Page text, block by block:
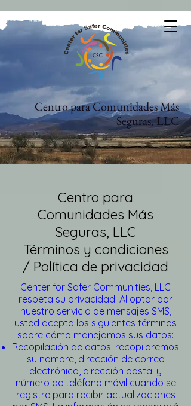
Centro para Comunidades Más
Seguras, LLC
Centro para
Comunidades Más
Seguras, LLC
Términos y condiciones
/ Política de privacidad
Center for Safer Communities, LLC
respeta su privacidad. Al optar por
nuestro servicio de mensajes SMS,
usted acepta los siguientes términos
sobre cómo manejamos sus datos:
Recopilación de datos: recopilaremos
su nombre, dirección de correo
electrónico, dirección postal y
número de teléfono móvil cuando se
registre para recibir actualizaciones